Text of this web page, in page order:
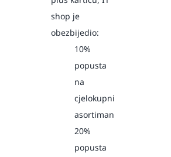
shop je
obezbijedio:
10%
popusta
na
cjelokupni
asortiman
20%
popusta